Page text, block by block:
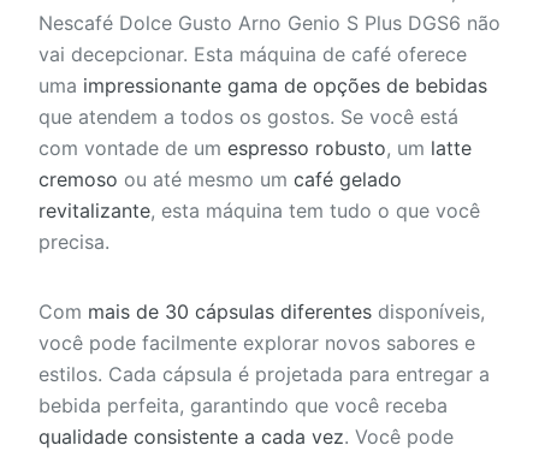
Nescafé Dolce Gusto Arno Genio S Plus DGS6 não
vai decepcionar. Esta máquina de café oferece
uma impressionante gama de opções de bebidas
que atendem a todos os gostos. Se você está
com vontade de um espresso robusto, um latte
cremoso ou até mesmo um café gelado
revitalizante, esta máquina tem tudo o que você
precisa.
Com mais de 30 cápsulas diferentes disponíveis,
você pode facilmente explorar novos sabores e
estilos. Cada cápsula é projetada para entregar a
bebida perfeita, garantindo que você receba
qualidade consistente a cada vez. Você pode